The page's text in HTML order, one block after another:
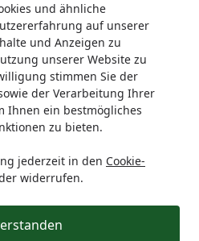
und ähnliche
auf unserer
und Anzeigen zu
unserer Website zu
stimmen Sie der
der Verarbeitung Ihrer
Ihnen ein bestmögliches
zu bieten.
jederzeit in den Cookie-
widerrufen.
galvanisch verzinkt
geprägt,
TxHxB